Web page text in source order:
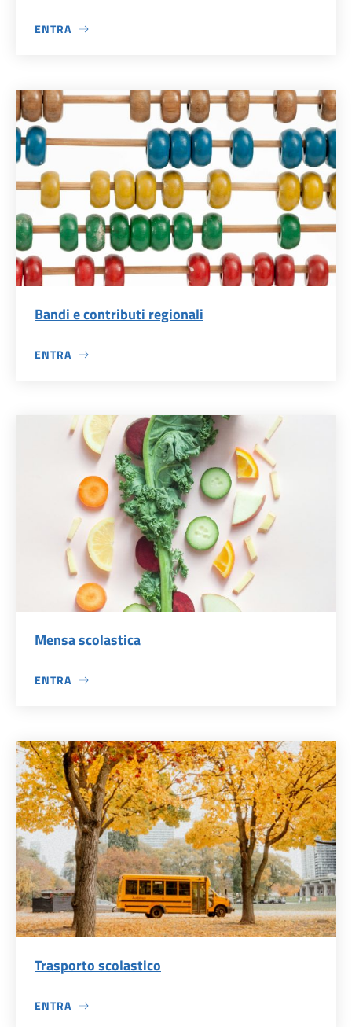
ENTRA
Bandi e contributi regionali
ENTRA
Mensa scolastica
ENTRA
Trasporto scolastico
ENTRA